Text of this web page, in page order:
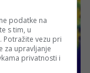
podatke na
s tim, u
Potražite vezu pri
za upravljanje
privatnosti i